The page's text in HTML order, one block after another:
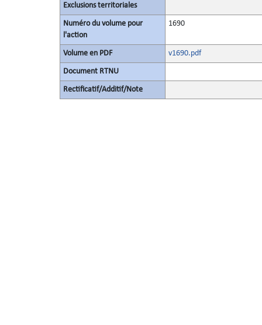
Exclusions territoriales
Numéro du volume pour
l'action
1690
Volume en PDF v1690.pdf
Document RTNU
Rectificatif/Additif/Note